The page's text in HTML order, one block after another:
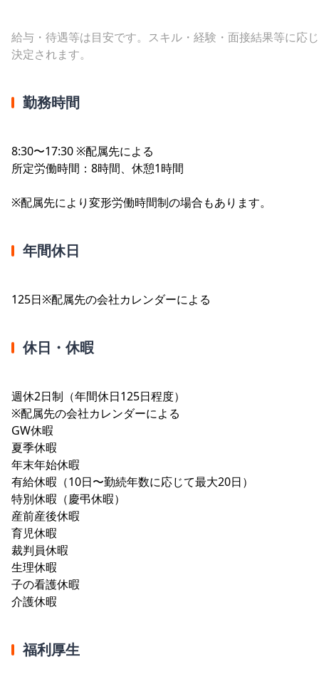
給与・待遇等は目安です。スキル・経験・面接結果等に応
決定されます。
勤務時間
8:30〜17:30 ※配属先による
所定労働時間：8時間、休憩1時間
※配属先により変形労働時間制の場合もあります。
年間休日
125日※配属先の会社カレンダーによる
休日・休暇
週休2日制（年間休日125日程度）
※配属先の会社カレンダーによる
GW休暇
夏季休暇
年末年始休暇
有給休暇（10日〜勤続年数に応じて最大20日）
特別休暇（慶弔休暇）
産前産後休暇
育児休暇
裁判員休暇
生理休暇
子の看護休暇
介護休暇
福利厚生